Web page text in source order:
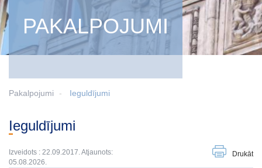
PAKALPOJUMI
Pakalpojumi Ieguldījumi
Ieguldījumi
Izveidots : 22.09.2017. Atjaunots:
05.08.2026.
Drukāt